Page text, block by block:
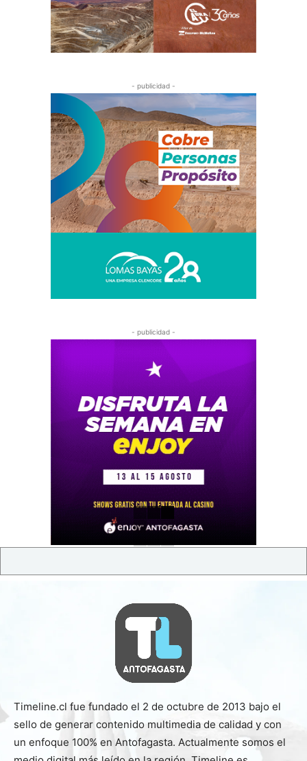
- publicidad -
- publicidad -
Timeline.cl fue fundado el 2 de octubre de 2013 bajo el
sello de generar contenido multimedia de calidad y con
un enfoque 100% en Antofagasta. Actualmente somos el